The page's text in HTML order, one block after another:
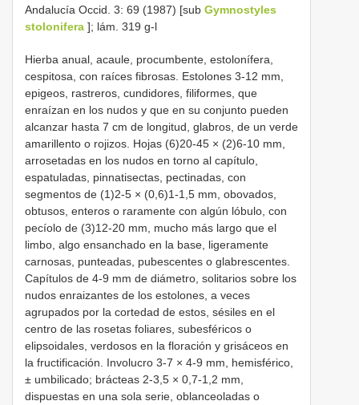
Andalucía Occid. 3: 69 (1987) [sub Gymnostyles
stolonifera ]; lám. 319 g-l
Hierba anual, acaule, procumbente, estolonífera,
cespitosa, con raíces fibrosas. Estolones 3-12 mm,
epigeos, rastreros, cundidores, filiformes, que
enraízan en los nudos y que en su conjunto pueden
alcanzar hasta 7 cm de longitud, glabros, de un verde
amarillento o rojizos. Hojas (6)20-45 × (2)6-10 mm,
arrosetadas en los nudos en torno al capítulo,
espatuladas, pinnatisectas, pectinadas, con
segmentos de (1)2-5 × (0,6)1-1,5 mm, obovados,
obtusos, enteros o raramente con algún lóbulo, con
pecíolo de (3)12-20 mm, mucho más largo que el
limbo, algo ensanchado en la base, ligeramente
carnosas, punteadas, pubescentes o glabrescentes.
Capítulos de 4-9 mm de diámetro, solitarios sobre los
nudos enraizantes de los estolones, a veces
agrupados por la cortedad de estos, sésiles en el
centro de las rosetas foliares, subesféricos o
elipsoidales, verdosos en la floración y grisáceos en
la fructificación. Involucro 3-7 × 4-9 mm, hemisférico,
± umbilicado; brácteas 2-3,5 × 0,7-1,2 mm,
dispuestas en una sola serie, oblanceoladas o